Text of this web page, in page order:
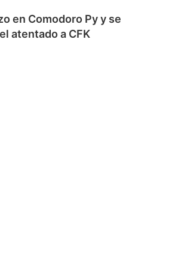
en Comodoro Py y se
atentado a CFK